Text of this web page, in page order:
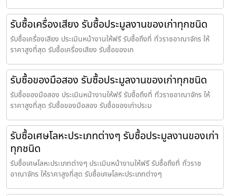
รับซื้อเครื่องเสียง รับซื้อประมูลงานของเก่าทุกชนิด
รับซื้อเครื่องเสียง ประเมินหน้างานให้ฟรี รับซื้อถึงที่ ทั่วราชอาณาจักร ให้
ราคาสูงที่สุด รับซื้อเครื่องเสียง รับซื้อของเก
รับซื้อของมือสอง รับซื้อประมูลงานของเก่าทุกชนิด
รับซื้อของมือสอง ประเมินหน้างานให้ฟรี รับซื้อถึงที่ ทั่วราชอาณาจักร ให้
ราคาสูงที่สุด รับซื้อของมือสอง รับซื้อของเก่าประม
รับซื้อเศษโลหะประเภทต่างๆ รับซื้อประมูลงานของเก่า
ทุกชนิด
รับซื้อเศษโลหะประเภทต่างๆ ประเมินหน้างานให้ฟรี รับซื้อถึงที่ ทั่วราช
อาณาจักร ให้ราคาสูงที่สุด รับซื้อเศษโลหะประเภทต่างๆ